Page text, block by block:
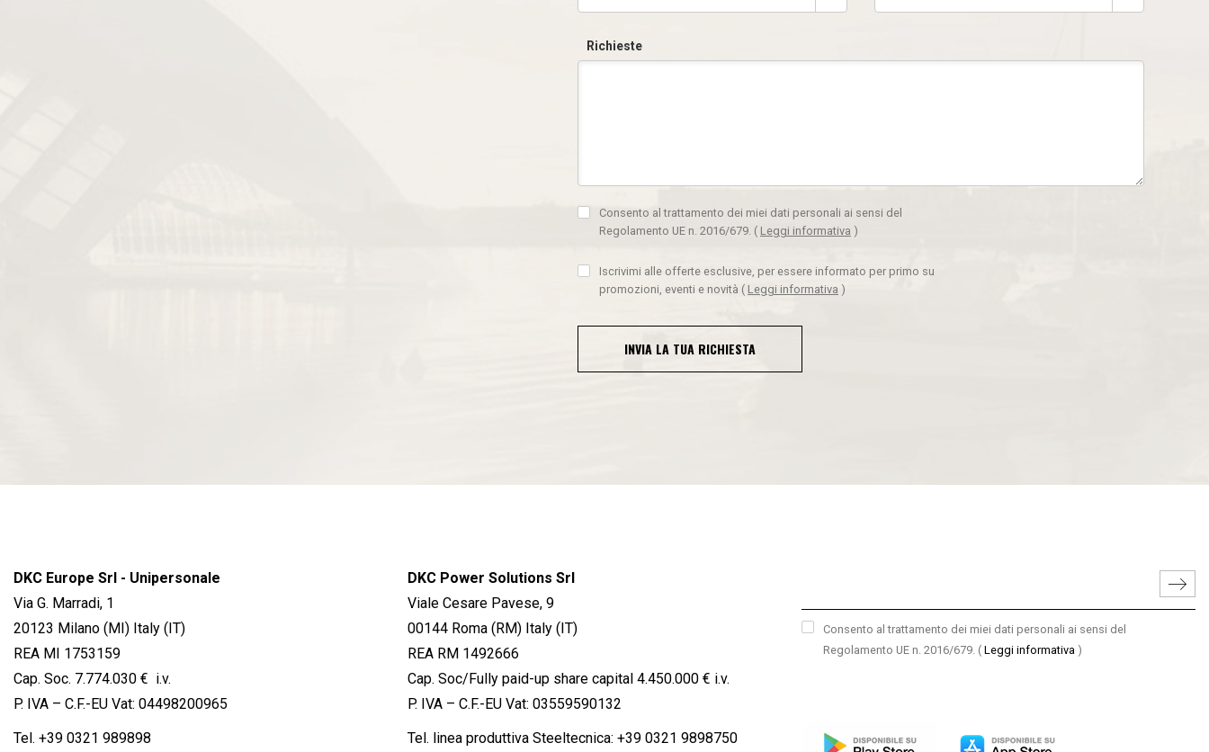
Richieste
Consento al trattamento dei miei dati personali ai sensi del
Regolamento UE n. 2016/679. ( Leggi informativa )
Iscrivimi alle offerte esclusive, per essere informato per primo su
promozioni, eventi e novità ( Leggi informativa )
INVIA LA TUA RICHIESTA
DKC Europe Srl - Unipersonale
Via G. Marradi, 1
20123 Milano (MI) Italy (IT)
REA MI 1753159
Cap. Soc. 7.774.030 € i.v.
P. IVA – C.F.-EU Vat: 04498200965
Tel. +39 0321 989898
DKC Power Solutions Srl
Viale Cesare Pavese, 9
00144 Roma (RM) Italy (IT)
REA RM 1492666
Cap. Soc/Fully paid-up share capital 4.450.000 € i.v.
P. IVA – C.F.-EU Vat: 03559590132
Tel. linea produttiva Steeltecnica: +39 0321 9898750
Consento al trattamento dei miei dati personali ai sensi del
Regolamento UE n. 2016/679. ( Leggi informativa )